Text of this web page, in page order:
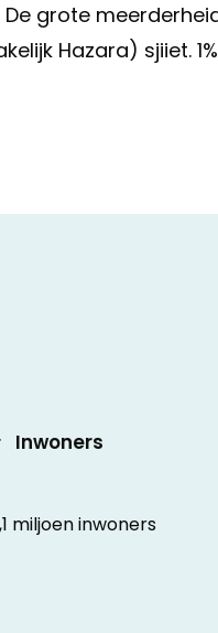
grote
Hazara) sjiiet.
Inwoners
miljoen inwoners